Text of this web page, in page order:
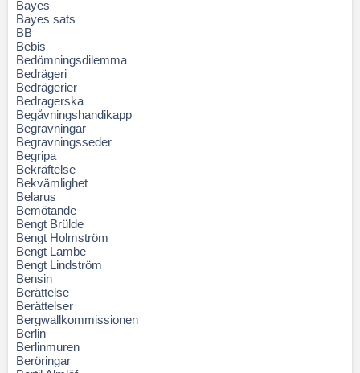
Bayes
Bayes sats
BB
Bebis
Bedömningsdilemma
Bedrägeri
Bedrägerier
Bedragerska
Begåvningshandikapp
Begravningar
Begravningsseder
Begripa
Bekräftelse
Bekvämlighet
Belarus
Bemötande
Bengt Brülde
Bengt Holmström
Bengt Lambe
Bengt Lindström
Bensin
Berättelse
Berättelser
Bergwallkommissionen
Berlin
Berlinmuren
Beröringar